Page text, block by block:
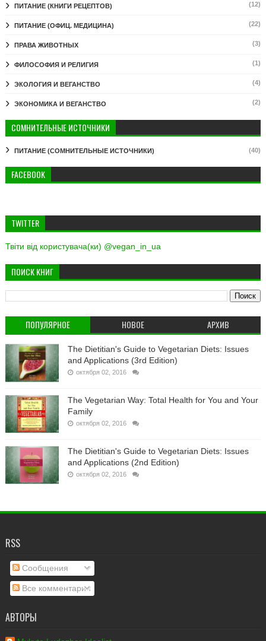
ПИТАНИЕ (КНИГИ РЕЦЕПТОВ) (12)
ПИТАНИЕ (ОФИЦ. МЕДИЦИНА) (22)
ПРАВА ЖИВОТНЫХ (3)
ФИЛОСОФИЯ И РЕЛИГИЯ (1)
ЭКОЛОГИЯ И ВЕГАНСТВО (4)
ЭКОНОМИКА И ВЕГАНСТВО (2)
СОМНИТЕЛЬНЫЕ ИСТОЧНИКИ
ПИТАНИЕ (СОМНИТЕЛЬНЫЕ ИСТОЧНИКИ) (40)
FACEBOOK
TWITTER
Твіти від користувача(ки) @vegan_in_ua
ПОИСК КНИГ
ПОПУЛЯРНОЕ НОВОЕ АРХИВ
The Dietitian's Guide to Vegetarian Diets: Issues
and Applications (3rd Edition)
октября 02, 2016
The Vegetarian Way: Total Health for You and Your
Family
октября 02, 2016
The Dietitian's Guide to Vegetarian Diets: Issues
and Applications (2nd Edition)
октября 02, 2016
RSS
Сообщения
Все комментарии
АВТОРЫ